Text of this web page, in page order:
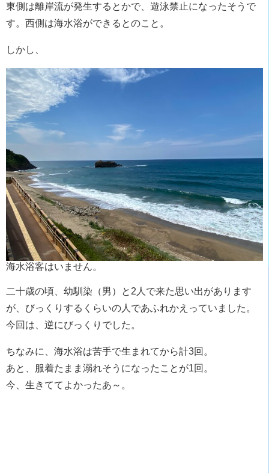
東側は離岸流が発生するとかで、遊泳禁止になったそうで
す。西側は海水浴ができるとのこと。
しかし、
海水浴客はいません。
二十歳の頃、幼馴染（男）と2人で来た思い出があります
が、びっくりするくらいの人であふれかえっていました。
今回は、逆にびっくりでした。
ちなみに、海水浴は苦手で生まれてから計3回。
あと、服着たまま溺れそうになったことが1回。
今、生きててよかったあ～。